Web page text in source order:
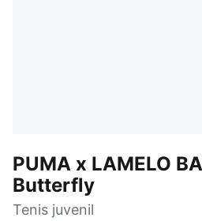
PUMA x LAMELO
Butterfly
Tenis juvenil